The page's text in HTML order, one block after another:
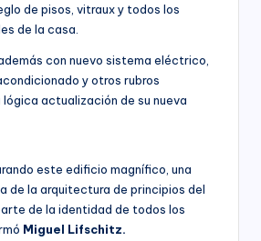
de pisos, vitraux y todos los
de la casa.
con nuevo sistema eléctrico,
y otros rubros
actualización de su nueva
este edificio magnífico, una
de la arquitectura de principios del
de la identidad de todos los
Miguel Lifschitz.